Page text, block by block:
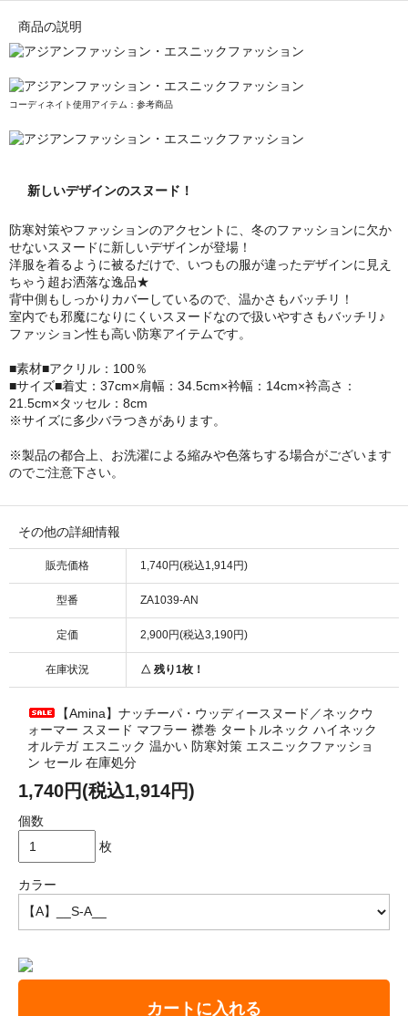
商品の説明
コーディネイト使用アイテム：参考商品
新しいデザインのスヌード！
防寒対策やファッションのアクセントに、冬のファッションに欠か
せないスヌードに新しいデザインが登場！
洋服を着るように被るだけで、いつもの服が違ったデザインに見え
ちゃう超お洒落な逸品★
背中側もしっかりカバーしているので、温かさもバッチリ！
室内でも邪魔になりにくいスヌードなので扱いやすさもバッチリ♪
ファッション性も高い防寒アイテムです。
■素材■アクリル：100％
■サイズ■着丈：37cm×肩幅：34.5cm×衿幅：14cm×衿高さ：
21.5cm×タッセル：8cm
※サイズに多少バラつきがあります。
※製品の都合上、お洗濯による縮みや色落ちする場合がございます
のでご注意下さい。
その他の詳細情報
販売価格 1,740円(税込1,914円)
型番 ZA1039-AN
定価 2,900円(税込3,190円)
在庫状況 △ 残り1枚！
【Amina】ナッチーパ・ウッディースヌード／ネックウ
ォーマー スヌード マフラー 襟巻 タートルネック ハイネック
オルテガ エスニック 温かい 防寒対策 エスニックファッショ
ン セール 在庫処分
1,740円(税込1,914円)
個数
枚
カラー
カートに入れる